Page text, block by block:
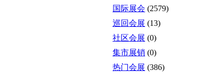
国际展会 (2579)
巡回会展 (13)
社区会展 (0)
集市展销 (0)
热门会展 (386)